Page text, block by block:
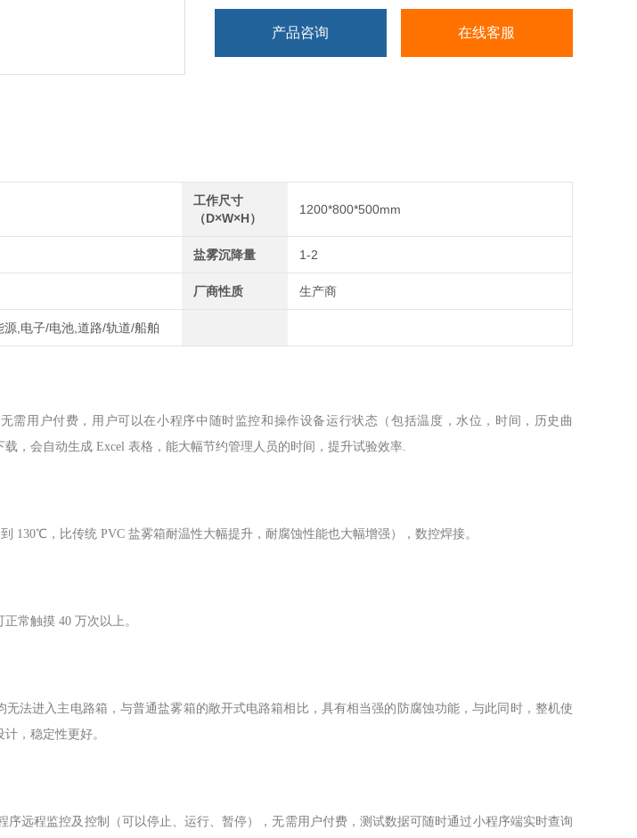
产品咨询 在线客服
工作尺寸
（D×W×H）
1200*800*500mm
盐雾沉降量 1-2
厂商性质 生产商
源,电子/电池,道路/轨道/船舶
需用户付费，用户可以在小程序中随时监控和操作设备运行状态（包括温度，水位，时间，历史曲
，会自动生成 Excel 表格，能大幅节约管理人员的时间，提升试验效率.
130℃，比传统 PVC 盐雾箱耐温性大幅提升，耐腐蚀性能也大幅增强），数控焊接。
常触摸 40 万次以上。
法进入主电路箱，与普通盐雾箱的敞开式电路箱相比，具有相当强的防腐蚀功能，与此同时，整机使
，稳定性更好。
序远程监控及控制（可以停止、运行、暂停），无需用户付费，测试数据可随时通过小程序端实时查询